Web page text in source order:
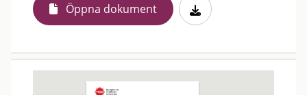
Öppna dokument